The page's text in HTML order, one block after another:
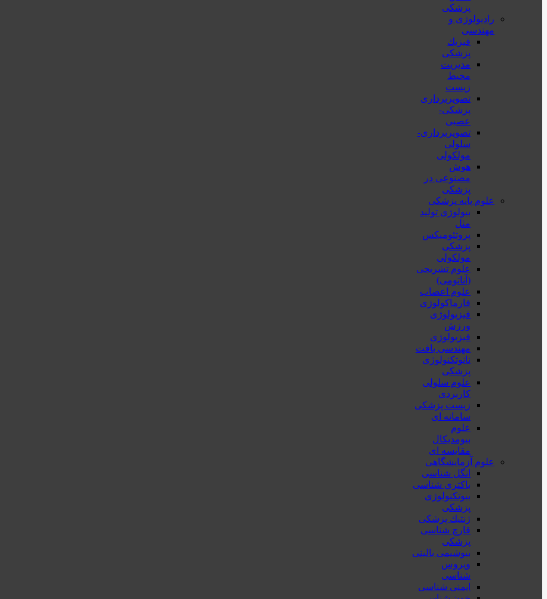
پزشکی
رادیولوژی و
مهندسی
فيزيك
پزشکی
مدیریت
محیط
زیست
تصویربرداری
پزشکی-
عصبی
تصویربرداری-
سلولی
مولکولی
هوش
مصنوعی در
پزشکی
علوم پایه پزشکی
بیولوژی تولید
مثل
پروتئومیکس
پزشکی
مولکولی
علوم تشریحی
(آناتومی)
علوم اعصاب
فارماکولوژی
فیزیولوژی
ورزش
فیزیولوژی
مهندسی بافت
نانوتکنولوژی
پزشکی
علوم سلولی
کاربردی
زیست پزشکی
سامانه ای
علوم
بیومدیکال
مقایسه ای
علوم آزمایشگاهی
انگل شناسی
باکتری شناسی
بیوتکنولوژی
پزشکی
ژنتيك پزشکی
قارچ شناسی
پزشكی
بیوشیمی بالینی
ویروس
شناسی
ایمنی شناسی